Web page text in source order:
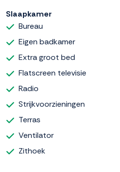
Slaapkamer
Bureau
Eigen badkamer
Extra groot bed
Flatscreen televisie
Radio
Strijkvoorzieningen
Terras
Ventilator
Zithoek